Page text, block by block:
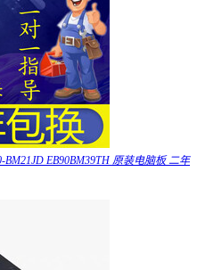
EB90BM39TH 原装电脑板 二年